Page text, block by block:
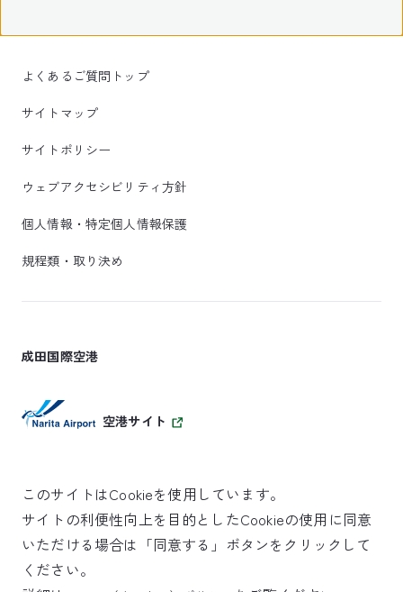
よくあるご質問トップ
サイトマップ
サイトポリシー
ウェブアクセシビリティ方針
個人情報・特定個人情報保護
規程類・取り決め
成田国際空港
空港サイト
SKYTRAX
5スターエアポート
このサイトはCookieを使用しています。
サイトの利便性向上を目的としたCookieの使用に同意
いただける場合は「同意する」ボタンをクリックして
ください。